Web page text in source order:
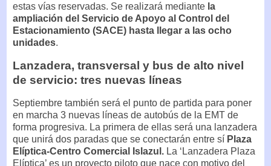
estas vías reservadas. Se realizará mediante la
ampliación del Servicio de Apoyo al Control del
Estacionamiento (SACE) hasta llegar a las ocho
unidades.
Lanzadera, transversal y bus de alto nivel
de servicio: tres nuevas líneas
Septiembre también será el punto de partida para poner
en marcha 3 nuevas líneas de autobús de la EMT de
forma progresiva. La primera de ellas será una lanzadera
que unirá dos paradas que se conectarán entre sí Plaza
Elíptica-Centro Comercial Islazul. La ‘Lanzadera Plaza
Elíptica’ es un proyecto piloto que nace con motivo del